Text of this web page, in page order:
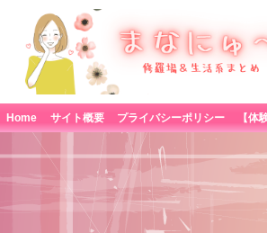
Home サイト概要 プライバシーポリシー